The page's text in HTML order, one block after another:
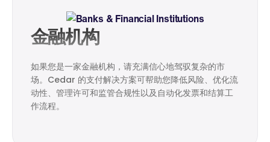
金融机构
如果您是一家金融机构，请充满信心地驾驭复杂的市
场。Cedar 的支付解决方案可帮助您降低风险、优化流
动性、管理许可和监管合规性以及自动化发票和结算工
作流程。